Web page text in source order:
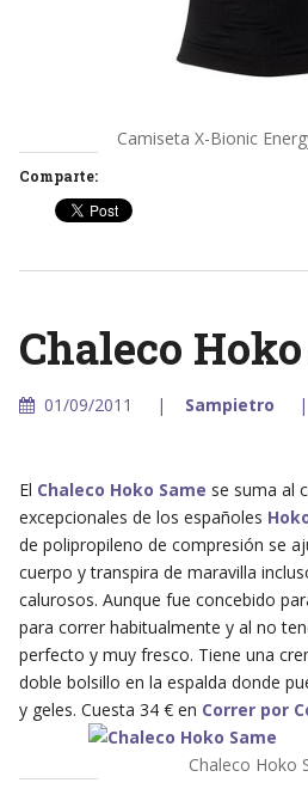
Camiseta X-Bionic
Comparte:
Chaleco
01/09/2011 Sampietro
El Chaleco Hoko Same se suma al
excepcionales de los españoles
de polipropileno de compresión se
cuerpo y transpira de maravilla
calurosos. Aunque fue concebido
para correr habitualmente y al no
perfecto y muy fresco. Tiene una
doble bolsillo en la espalda donde
y geles. Cuesta 34 € en Correr por
Chaleco Hoko